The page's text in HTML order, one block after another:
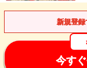
新規登録
今す